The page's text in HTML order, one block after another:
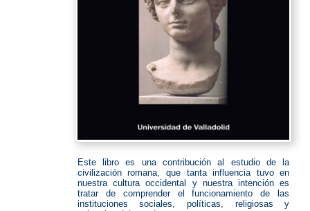
Este libro es una contribución al estudio de la
civilización romana, que tanta influencia tuvo en
nuestra cultura occidental y nuestra intención es
tratar de comprender el funcionamiento de las
instituciones sociales, políticas, religiosas y